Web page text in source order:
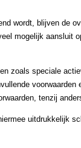
wordt, blijven de
mogelijk aansluit
zoals speciale
voorwaarden
tenzij
uitdrukkelijk